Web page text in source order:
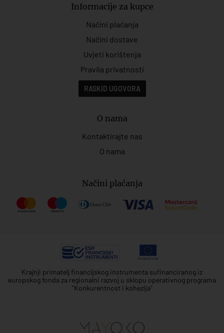
Informacije za kupce
Načini plaćanja
Načini dostave
Uvjeti korištenja
Pravila privatnosti
RASKID UGOVORA
O nama
Kontaktirajte nas
O nama
Načini plaćanja
Krajnji primatelj financijskog instrumenta sufinanciranog iz
europskog fonda za regionalni razvoj u sklopu operativnog programa
"Konkurentnost i kohezija"